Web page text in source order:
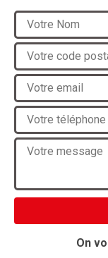
On